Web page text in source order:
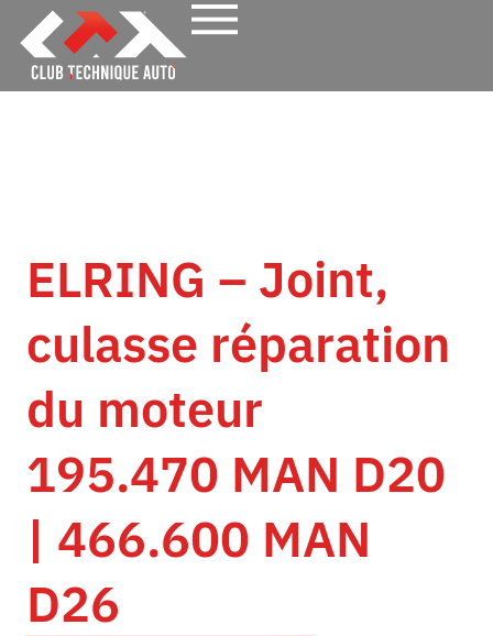
ELRING – Joint,
culasse réparation
du moteur
195.470 MAN D20
| 466.600 MAN
D26